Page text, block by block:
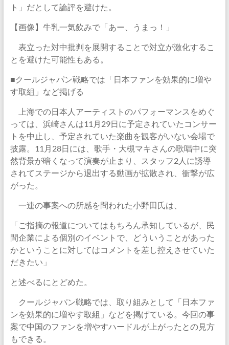
ト」だとして論評を避けた。
【画像】牛乳一気飲みで「あー、うまっ！」
表立った対中批判を展開することで対立が激化するこ
とを避けた可能性もある。
■クールジャパン戦略では「日本ファンを効果的に増や
す取組」など掲げる
上海での日本人アーティストのパフォーマンスをめぐ
っては、浜崎さんは11月29日に予定されていたコンサー
トを中止し、予定されていた楽曲を観客がいない会場で
披露。11月28日には、歌手・大槻マキさんの歌唱中に突
然背景が暗くなって演奏が止まり、スタッフ2人に誘導
されてステージから退出する動画が拡散され、衝撃が広
がった。
一連の事案への所感を問われた小野田氏は、
「ご指摘の報道についてはもちろん承知しているが、民
間企業による個別のイベントで、どういうことがあった
かということに対してはコメントを差し控えさせていた
だきたい」
と述べるにとどめた。
クールジャパン戦略では、取り組みとして「日本ファ
ンを効果的に増やす取組」などを掲げている。今回の事
案で中国のファンを増やすハードルが上がったとの見方
もできる。